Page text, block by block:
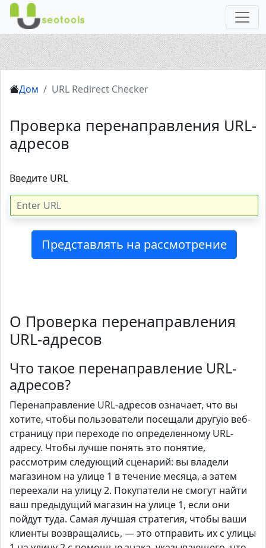
Дом URL Redirect Checker
Проверка перенаправления URL-
адресов
Введите URL
О Проверка перенаправления
URL-адресов
Что такое перенаправление URL-
адресов?
Перенаправление URL-адресов означает, что вы
хотите, чтобы пользователи посещали другую веб-
страницу при переходе по определенному URL-
адресу. Чтобы лучше понять это понятие,
рассмотрим следующий сценарий: вы владели
магазином на улице 1 в течение месяца, а затем
переехали на улицу 2. Покупатели не смогут найти
ваш предыдущий магазин на улице 1, если они
пойдут туда. Самая лучшая стратегия, чтобы ваши
клиенты возвращались, — это отправить их с улицы